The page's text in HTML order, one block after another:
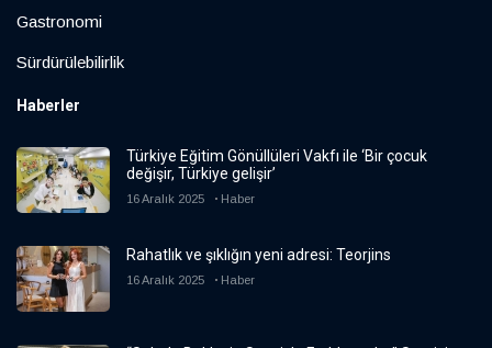
Gastronomi
Sürdürülebilirlik
Haberler
Türkiye Eğitim Gönüllüleri Vakfı ile ‘Bir çocuk
değişir, Türkiye gelişir’
16 Aralık 2025 Haber
Rahatlık ve şıklığın yeni adresi: Teorjins
16 Aralık 2025 Haber